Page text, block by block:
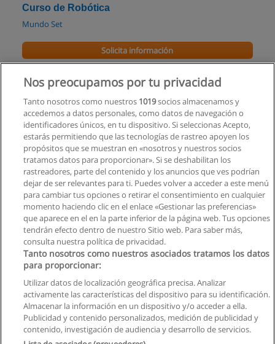
Curso de Robótica
Mundo Set
Solicita información
Curso de Sistemas de Inyección a Gasolina y
Diesel
Mundo Set
Solicita información
Curso - Programa Autocad Avanzado
Colegio de Arquitectos del Ecuador Provincial de Pichincha
Solicita información
Privacidad de datos
Contactar con Educaedu
Nos preocupamos por tu privacidad
Tanto nosotros como nuestros 1019socios almacenamos y
accedemos a datos personales, como datos de navegación o
identificadores únicos, en tu dispositivo. Si seleccionas Acepto,
estarás permitiendo que las tecnologías de rastreo apoyen los
propósitos que se muestran en «nosotros y nuestros socios
tratamos datos para proporcionar». Si se deshabilitan los
rastreadores, parte del contenido y los anuncios que ves podrían
dejar de ser relevantes para ti. Puedes volver a acceder a este menú
para cambiar tus opciones o retirar el consentimiento en cualquier
momento haciendo clic en el enlace «Gestionar las preferencias»
que aparece en el en la parte inferior de la página web. Tus opciones
tendrán efecto dentro de nuestro Sitio web. Para saber más,
consulta nuestra política de privacidad.
Tanto nosotros como nuestros asociados tratamos los datos
para proporcionar:
Utilizar datos de localización geográfica precisa. Analizar
activamente las características del dispositivo para su identificación.
Almacenar la información en un dispositivo y/o acceder a ella.
Publicidad y contenido personalizados, medición de publicidad y
contenido, investigación de audiencia y desarrollo de servicios.